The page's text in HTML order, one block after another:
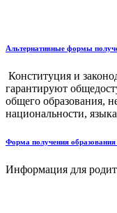
Альтернативные формы
Конституция и
гарантируют
общего образования,
национальности,
Форма получения
Информация для